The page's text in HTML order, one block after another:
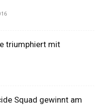
triumphiert mit
Squad gewinnt am